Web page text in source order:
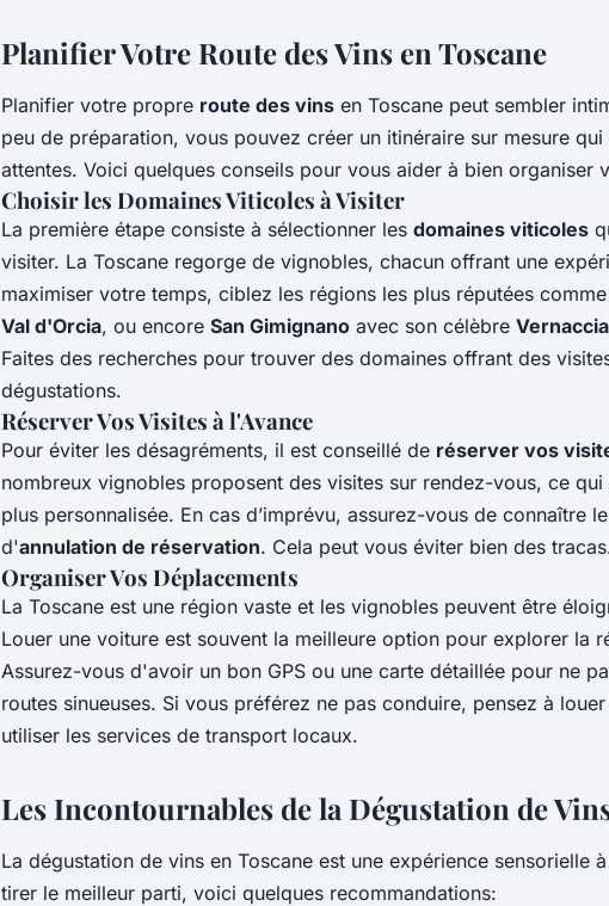
Planifier Votre Route des Vins en Toscane
Planifier votre propre route des vins en Toscane peut sembler
peu de préparation, vous pouvez créer un itinéraire sur mesure
attentes. Voici quelques conseils pour vous aider à bien organiser
Choisir les Domaines Viticoles à Visiter
La première étape consiste à sélectionner les domaines viticoles
visiter. La Toscane regorge de vignobles, chacun offrant une
maximiser votre temps, ciblez les régions les plus réputées
Val d'Orcia, ou encore San Gimignano avec son célèbre
Faites des recherches pour trouver des domaines offrant des
dégustations.
Réserver Vos Visites à l'Avance
Pour éviter les désagréments, il est conseillé de réserver vos
nombreux vignobles proposent des visites sur rendez-vous, ce
plus personnalisée. En cas d’imprévu, assurez-vous de connaître
d'annulation de réservation. Cela peut vous éviter bien des
Organiser Vos Déplacements
La Toscane est une région vaste et les vignobles peuvent être
Louer une voiture est souvent la meilleure option pour explorer la
Assurez-vous d'avoir un bon GPS ou une carte détaillée pour ne
routes sinueuses. Si vous préférez ne pas conduire, pensez à
utiliser les services de transport locaux.
Les Incontournables de la Dégustation de
La dégustation de vins en Toscane est une expérience sensorielle
tirer le meilleur parti, voici quelques recommandations: